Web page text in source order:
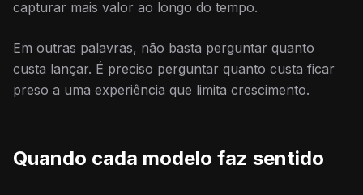
capturar mais valor ao longo do tempo.
Em outras palavras, não basta perguntar quanto
custa lançar. É preciso perguntar quanto custa ficar
preso a uma experiência que limita crescimento.
Quando cada modelo faz sentido